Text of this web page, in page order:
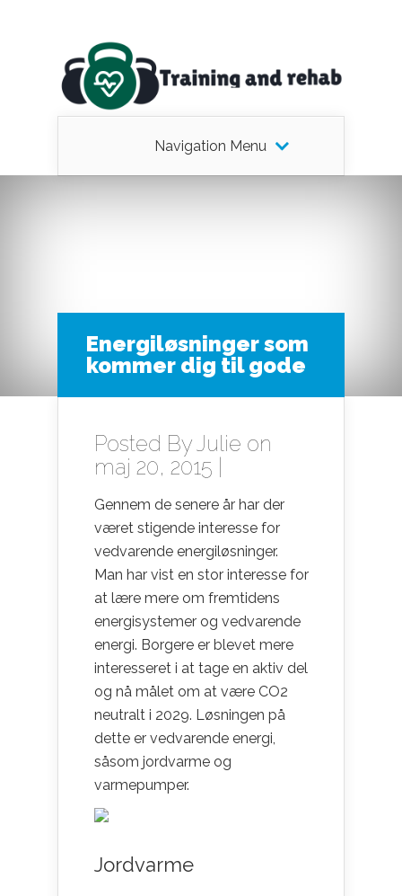
Navigation Menu
Energiløsninger som
kommer dig til gode
Posted ByJulie on
maj 20, 2015 |
Gennem de senere år har der
været stigende interesse for
vedvarende energiløsninger.
Man har vist en stor interesse for
at lære mere om fremtidens
energisystemer og vedvarende
energi. Borgere er blevet mere
interesseret i at tage en aktiv del
og nå målet om at være CO2
neutralt i 2029. Løsningen på
dette er vedvarende energi,
såsom jordvarme og
varmepumper.
Jordvarme